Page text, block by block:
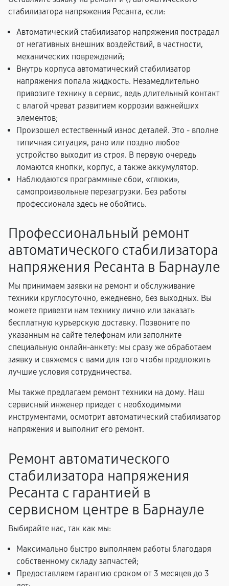
стабилизатора напряжения Ресанта, если:
Автоматический стабилизатор напряжения пострадал
от негативных внешних воздействий, в частности,
механических повреждений;
Внутрь корпуса автоматический стабилизатор
напряжения попала жидкость. Незамедлительно
привозите технику в сервис, ведь длительный контакт
с влагой чреват развитием коррозии важнейших
элементов;
Произошел естественный износ деталей. Это - вполне
типичная ситуация, рано или поздно любое
устройство выходит из строя. В первую очередь
ломаются кнопки, корпус, а также аккумулятор.
Наблюдаются программные сбои, «глюки»,
самопроизвольные перезагрузки. Без работы
профессионала здесь не обойтись.
Профессиональный ремонт
автоматического стабилизатора
напряжения Ресанта в Барнауле
Мы принимаем заявки на ремонт и обслуживание
техники круглосуточно, ежедневно, без выходных. Вы
можете привезти нам технику лично или заказать
бесплатную курьерскую доставку. Позвоните по
указанным на сайте телефонам или заполните
специальную онлайн-анкету: мы сразу же обработаем
заявку и свяжемся с вами для того чтобы предложить
лучшие условия сотрудничества.
Мы также предлагаем ремонт техники на дому. Наш
сервисный инженер приедет с необходимыми
инструментами, осмотрит автоматический стабилизатор
напряжения и выполнит его ремонт.
Ремонт автоматического
стабилизатора напряжения
Ресанта с гарантией в
сервисном центре в Барнауле
Выбирайте нас, так как мы:
Максимально быстро выполняем работы благодаря
собственному складу запчастей;
Предоставляем гарантию сроком от 3 месяцев до 3